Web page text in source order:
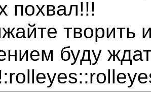
похвал!!!
творить
буду